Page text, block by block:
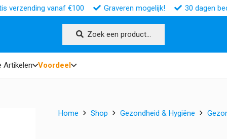
verzending vanaf €100 Graveren mogelijk! 30 dagen
Zoek een product…
Artikelen Voordeel
Home Shop Gezondheid & Hygiëne